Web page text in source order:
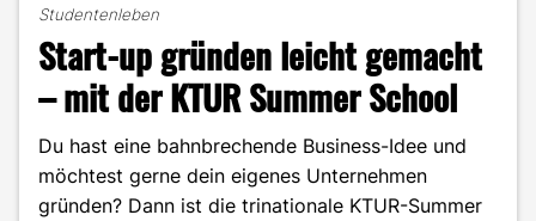
Studentenleben
Start-up gründen leicht gemacht
– mit der KTUR Summer School
Du hast eine bahnbrechende Business-Idee und
möchtest gerne dein eigenes Unternehmen
gründen? Dann ist die trinationale KTUR-Summer